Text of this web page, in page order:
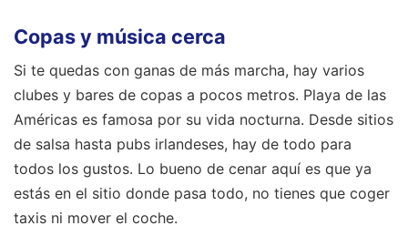
Copas y música cerca
Si te quedas con ganas de más marcha, hay varios
clubes y bares de copas a pocos metros. Playa de las
Américas es famosa por su vida nocturna. Desde sitios
de salsa hasta pubs irlandeses, hay de todo para
todos los gustos. Lo bueno de cenar aquí es que ya
estás en el sitio donde pasa todo, no tienes que coger
taxis ni mover el coche.